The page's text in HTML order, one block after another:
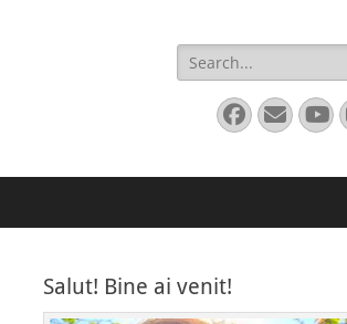
Search
for:
Email
Salut! Bine ai venit!